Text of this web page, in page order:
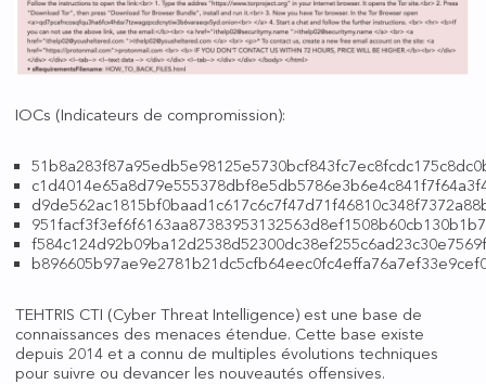
IOCs (Indicateurs de compromission):
TEHTRIS CTI (Cyber Threat Intelligence) est une base de
connaissances des menaces étendue. Cette base existe
depuis 2014 et a connu de multiples évolutions techniques
pour suivre ou devancer les nouveautés offensives.